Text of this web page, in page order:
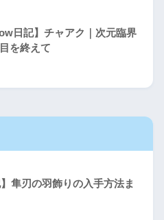
日記】チャアク｜次元臨界
を終えて
】隼刃の羽飾りの入手方法ま